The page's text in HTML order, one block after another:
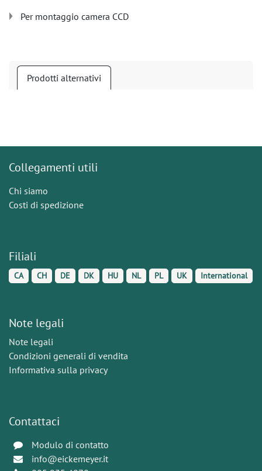
Per montaggio camera CCD
Prodotti alternativi
Collegamenti utili
Chi siamo
Costi di spedizione
Filiali
CA CH DE DK HU NL PL UK International
Note legali
Note legali
Condizioni generali di vendita
Informativa sulla privacy
Contattaci
Modulo di contatto
info@eickemeyer.it